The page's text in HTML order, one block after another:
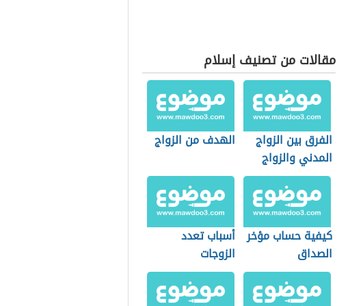
مقالات من تصنيف إسلام
الفرق بين الزواج
المدني والزواج
الشرعي
الهدف من الزواج
كيفية حساب مؤخر
الصداق
أسباب تعدد
الزوجات